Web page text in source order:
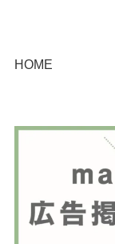
HOME